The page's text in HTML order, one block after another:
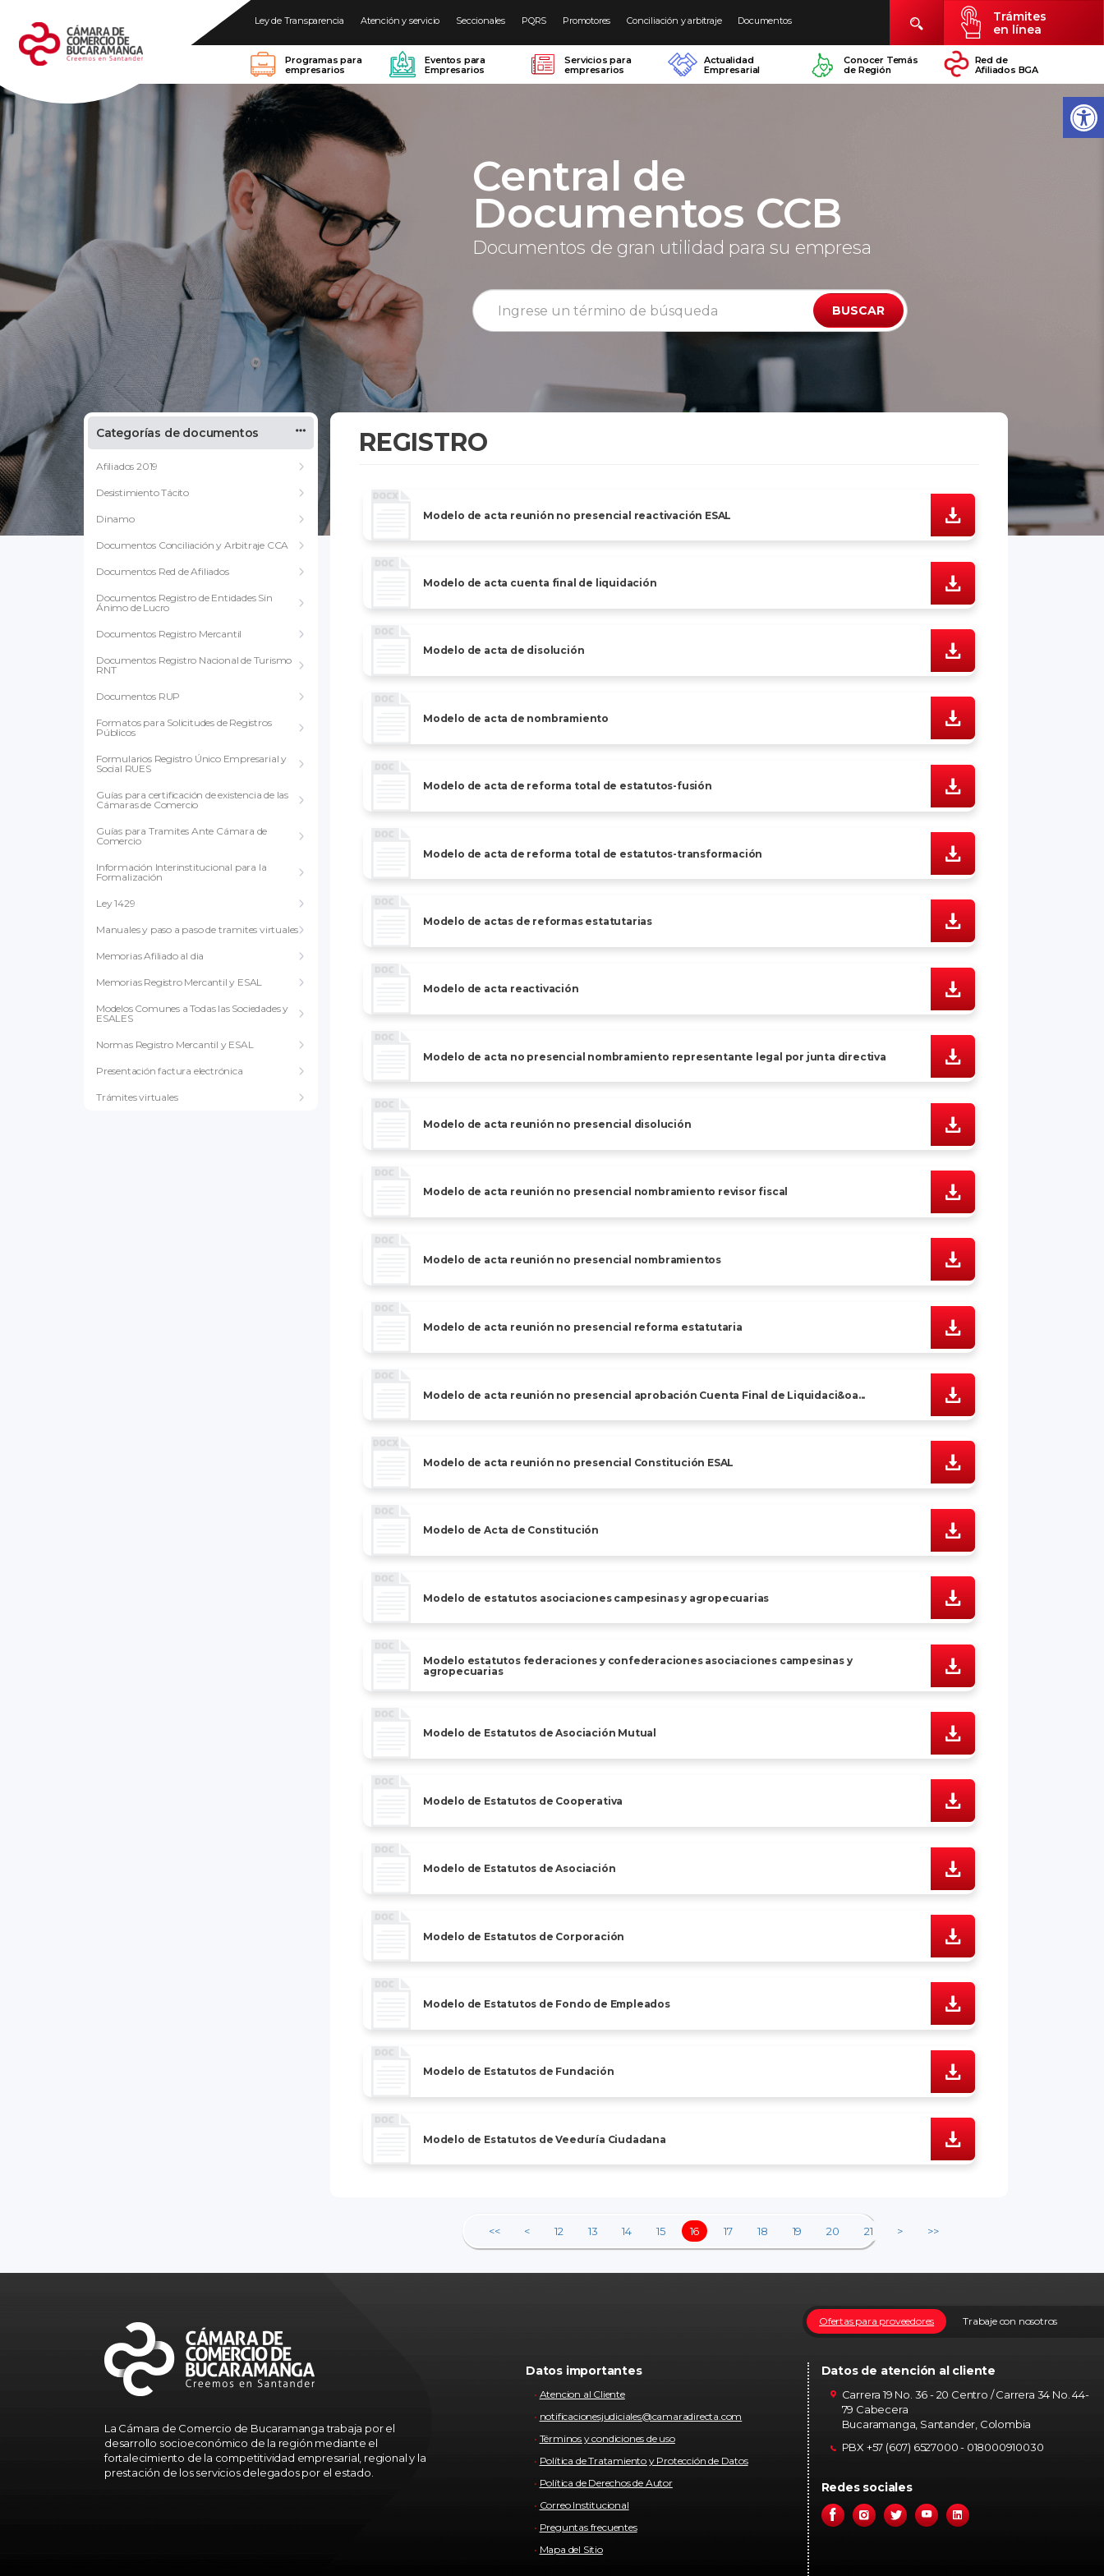
Ley de Transparencia Atención y servicio Seccionales PQRS Promotores Conciliación y arbitraje Documentos
Trámites
en línea
Programas para
empresarios
Eventos para
Empresarios
Servicios para
empresarios
Actualidad
Empresarial
Conocer Temás
de Región
Red de
Afiliados BGA
Central de
Documentos CCB
Documentos de gran utilidad para su empresa
BUSCAR
Categorías de documentos
Afiliados 2019
Desistimiento Tácito
Dinamo
Documentos Conciliación y Arbitraje CCA
Documentos Red de Afiliados
Documentos Registro de Entidades Sin
Ánimo de Lucro
Documentos Registro Mercantil
Documentos Registro Nacional de Turismo
RNT
Documentos RUP
Formatos para Solicitudes de Registros
Públicos
Formularios Registro Único Empresarial y
Social RUES
Guías para certificación de existencia de las
Cámaras de Comercio
Guías para Tramites Ante Cámara de
Comercio
Información Interinstitucional para la
Formalización
Ley 1429
Manuales y paso a paso de tramites virtuales
Memorias Afiliado al dia
Memorias Registro Mercantil y ESAL
Modelos Comunes a Todas las Sociedades y
ESALES
Normas Registro Mercantil y ESAL
Presentación factura electrónica
Trámites virtuales
REGISTRO
Modelo de acta reunión no presencial reactivación ESAL
Modelo de acta cuenta final de liquidación
Modelo de acta de disolución
Modelo de acta de nombramiento
Modelo de acta de reforma total de estatutos-fusión
Modelo de acta de reforma total de estatutos-transformación
Modelo de actas de reformas estatutarias
Modelo de acta reactivación
Modelo de acta no presencial nombramiento representante legal por junta directiva
Modelo de acta reunión no presencial disolución
Modelo de acta reunión no presencial nombramiento revisor fiscal
Modelo de acta reunión no presencial nombramientos
Modelo de acta reunión no presencial reforma estatutaria
Modelo de acta reunión no presencial aprobación Cuenta Final de Liquidaci&oa...
Modelo de acta reunión no presencial Constitución ESAL
Modelo de Acta de Constitución
Modelo de estatutos asociaciones campesinas y agropecuarias
Modelo estatutos federaciones y confederaciones asociaciones campesinas y
agropecuarias
Modelo de Estatutos de Asociación Mutual
Modelo de Estatutos de Cooperativa
Modelo de Estatutos de Asociación
Modelo de Estatutos de Corporación
Modelo de Estatutos de Fondo de Empleados
Modelo de Estatutos de Fundación
Modelo de Estatutos de Veeduría Ciudadana
<< < 12 13 14 15 16 17 18 19 20 21 > >>
La Cámara de Comercio de Bucaramanga trabaja por el
desarrollo socioeconómico de la región mediante el
fortalecimiento de la competitividad empresarial, regional y la
prestación de los servicios delegados por el estado.
Trabaje con nosotros
Ofertas para proveedores
Datos importantes
Atencion al Cliente
notificacionesjudiciales@camaradirecta.com
Términos y condiciones de uso
Política de Tratamiento y Protección de Datos
Política de Derechos de Autor
Correo Institucional
Preguntas frecuentes
Mapa del Sitio
Datos de atención al cliente
Carrera 19 No. 36 - 20 Centro / Carrera 34 No. 44-
79 Cabecera
Bucaramanga, Santander, Colombia
PBX +57 (607) 6527000 - 018000910030
Redes sociales